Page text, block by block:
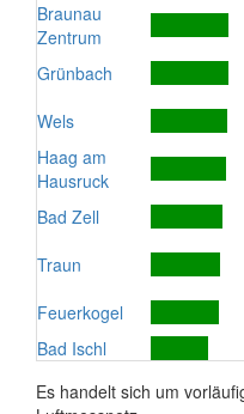
Braunau
Zentrum
Grünbach
Wels
Haag am
Hausruck
Bad Zell
Traun
Feuerkogel
Bad Ischl
Es handelt sich um